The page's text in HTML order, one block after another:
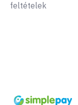
feltételek